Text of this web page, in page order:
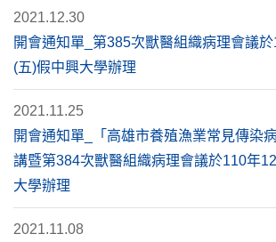
2021.12.30
開會通知單_第385次獸醫組織病理會議於
(五)假中興大學辦理
2021.11.25
開會通知單_「高雄市養殖漁業常見傳染
講暨第384次獸醫組織病理會議於110年
大學辦理
2021.11.08